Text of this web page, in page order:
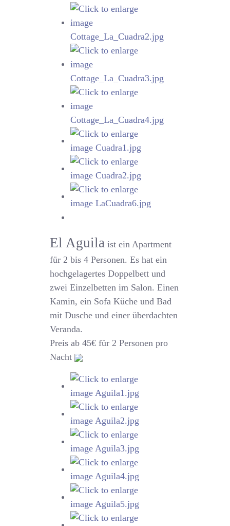
El Aguila ist ein Apartment
für 2 bis 4 Personen. Es hat ein
hochgelagertes Doppelbett und
zwei Einzelbetten im Salon. Einen
Kamin, ein Sofa Küche und Bad
mit Dusche und einer überdachten
Veranda.
Preis ab 45€ für 2 Personen pro
Nacht